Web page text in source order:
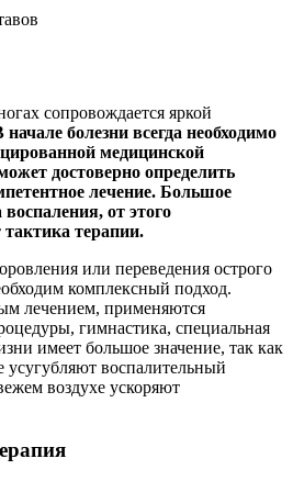
сопровождается яркой
начале болезни всегда необходимо
медицинской
достоверно определить
лечение. Большое
от этого
терапии.
или переведения острого
комплексный подход.
лечением, применяются
гимнастика, специальная
имеет большое значение, так как
усугубляют воспалительный
воздухе ускоряют